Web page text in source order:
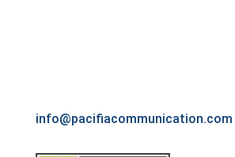
info@pacifiacommunication.com